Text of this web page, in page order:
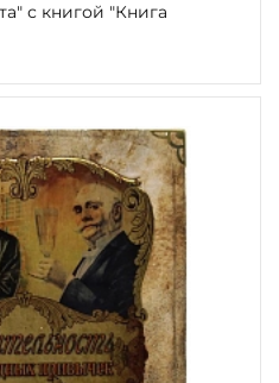
с книгой "Книга